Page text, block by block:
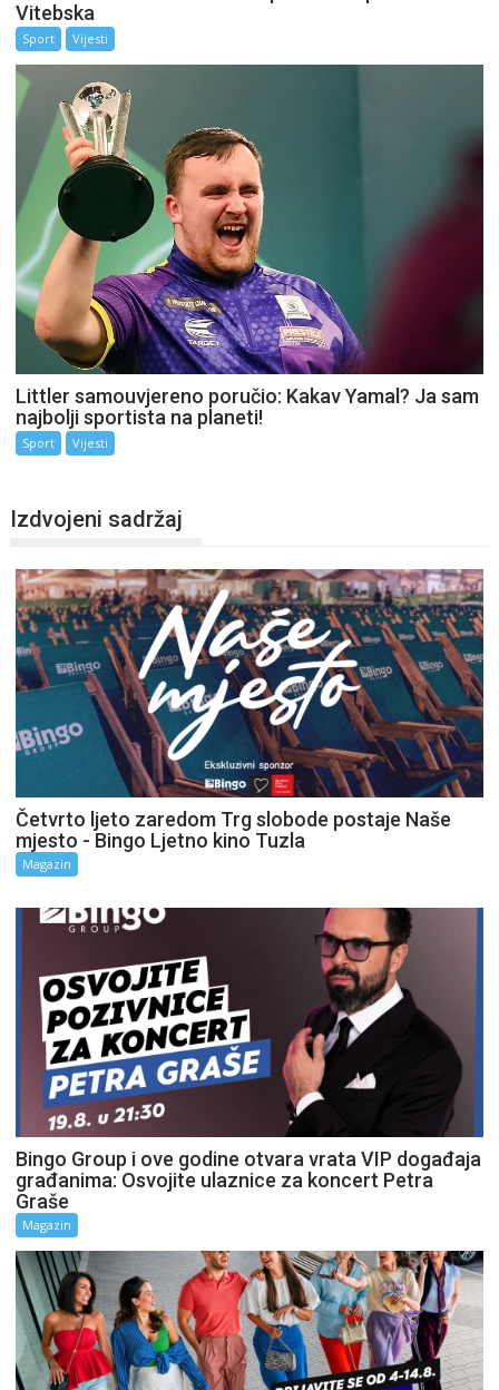
Vitebska
Sport Vijesti
Littler samouvjereno poručio: Kakav Yamal? Ja sam
najbolji sportista na planeti!
Sport Vijesti
Izdvojeni sadržaj
Četvrto ljeto zaredom Trg slobode postaje Naše
mjesto - Bingo Ljetno kino Tuzla
Magazin
Bingo Group i ove godine otvara vrata VIP događaja
građanima: Osvojite ulaznice za koncert Petra
Graše
Magazin